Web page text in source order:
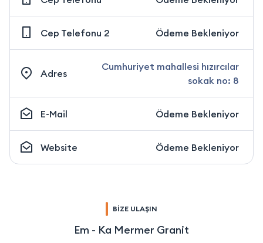
Cep Telefonu 2 Ödeme Bekleniyor
Adres
Cumhuriyet mahallesi hızırcılar
sokak no: 8
E-Mail Ödeme Bekleniyor
Website Ödeme Bekleniyor
BİZE ULAŞIN
Em - Ka Mermer Granit